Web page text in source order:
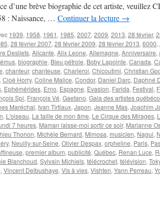
d’une brève biographie de cet artiste, veuillez
: Naissance, … Continuer la lecture →
1939, 1958, 1961 , 1985, 2007, 2009, 2013, 28 février,
, 28 février 2007, 28 février 2009, 28 février 2013, 6000,
Desilets, Alicante, Alix Leone, Allemagne, Anniversaire,
, biographie, Bleu pétrole, Boby Lapointe, Canada,
, chanteur, chanteuse, Charleroi, Chicoutimi, Christian
, Cloé Horry, Coline Malice, Condor, Daniel Darc, Daphné
, Ephémérides, Erno, Espagne, Evasion, Farida, Festival,
Spi, François Vé, Gaetano, Gala des artistes
Maréchal, Ivan Tirtiaux, Japon, Jeanne Mas, Joachim
, L'oiseau, La taille de mon âme, Le Cirque des Mirages,
7 heures, Maman laisse-moi sortir ce soir, Marianne
Thonon, Michèle Bernard, Mimosa, musicien, Nagui,
, Neuilly-sur-Seine, Olivier Despax, orpheline, Paris,
, premier album, publicité, Québec, Renan Luce,
Blanchoud, Sylvain Michiels, télécrochet, télévision,
, Vincent Delbushaye, Vis à vies, Vishten, Yann Perreau,